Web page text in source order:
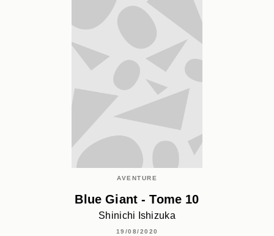
AVENTURE
Blue Giant - Tome 10
Shinichi Ishizuka
19/08/2020